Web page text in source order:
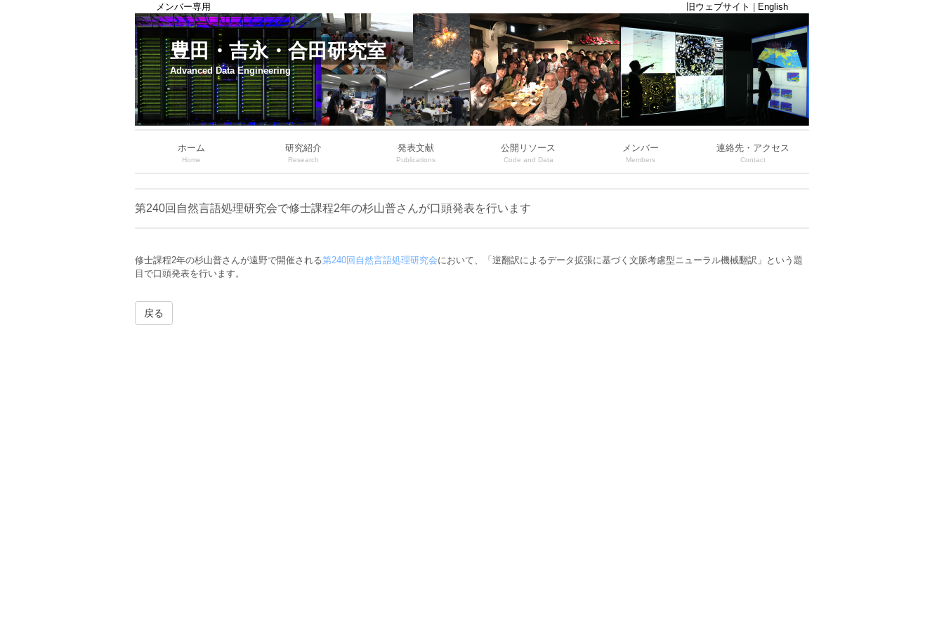
メンバー専用 旧ウェブサイト English
豊田・吉永・合田研究室
Advanced Data Engineering
ホーム
Home
研究紹介
Research
発表文献
Publications
公開リソース
Code and Data
メンバー
Members
連絡先・アクセス
Contact
第240回自然言語処理研究会で修士課程2年の杉山普さんが口頭発表を行います
修士課程2年の杉山普さんが遠野で開催される第240回自然言語処理研究会において、「逆翻訳によるデータ拡張に基づく文脈考慮型ニューラル機械翻訳」という題
目で口頭発表を行います。
戻る